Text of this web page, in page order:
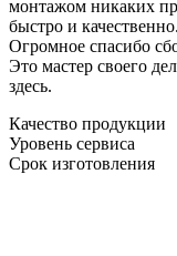
монтажом никаких
быстро и
Огромное спасибо
Это мастер своего
здесь.
Качество продукции
Уровень сервиса
Срок изготовления